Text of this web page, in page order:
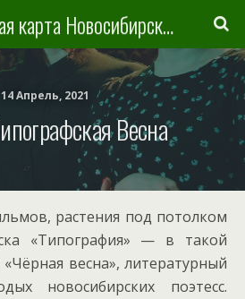
Литературная карта Новосибирска и Новосибирской области
14 Апрель, 2021
Весна
растения под потолком
«Типография» — в такой
весна», литературный
новосибирских поэтесс.